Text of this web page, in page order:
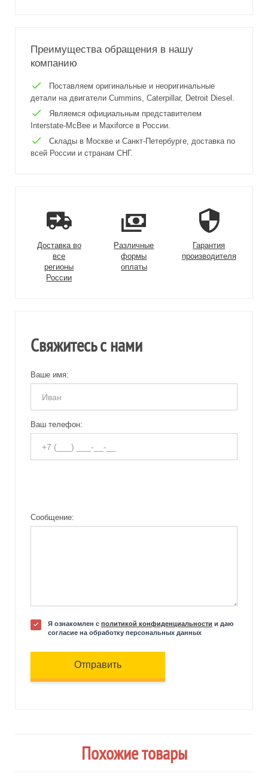
Преимущества обращения в нашу
компанию
Поставляем оригинальные и неоригинальные
детали на двигатели Cummins, Caterpillar, Detroit Diesel.
Являемся официальным представителем
Interstate-McBee и Maxiforce в России.
Склады в Москве и Санкт-Петербурге, доставка по
всей России и странам СНГ.
Доставка во
все
регионы
России
Различные
формы
оплаты
Гарантия
производителя
Свяжитесь с нами
Ваше имя:
Ваш телефон:
Сообщение:
Я ознакомлен с политикой конфиденциальности и даю
согласие на обработку персональных данных
Отправить
Похожие товары